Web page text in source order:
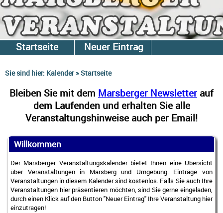
Startseite
Neuer Eintrag
Sie sind hier: Kalender»Startseite
Bleiben Sie mit dem Marsberger Newsletter auf
dem Laufenden und erhalten Sie alle
Veranstaltungshinweise auch per Email!
Willkommen
Der Marsberger Veranstaltungskalender bietet Ihnen eine Übersicht
über Veranstaltungen in Marsberg und Umgebung. Einträge von
Veranstaltungen in diesem Kalender sind kostenlos. Falls Sie auch Ihre
Veranstaltungen hier präsentieren möchten, sind Sie gerne eingeladen,
durch einen Klick auf den Button "Neuer Eintrag" Ihre Veranstaltung hier
einzutragen!